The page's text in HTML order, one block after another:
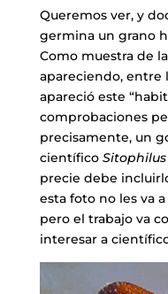
Queremos ver, y
germina un grano
Como muestra de
apareciendo, entre
apareció este
comprobaciones
precisamente, un
científico
precie debe
esta foto no les va
pero el trabajo va
interesar a